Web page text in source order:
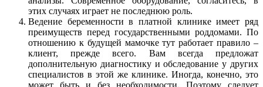
этих случаях играет не последнюю роль.
Ведение беременности в платной клинике имеет ряд
преимуществ перед государственными роддомами. По
отношению к будущей мамочке тут работает правило –
клиент, прежде всего. Вам всегда предложат
дополнительную диагностику и обследование у других
специалистов в этой же клинике. Иногда, конечно, это
может быть и без необходимости. Поэтому следует